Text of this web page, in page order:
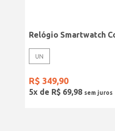
UN
R$ 349,90
5x de R$ 69,98